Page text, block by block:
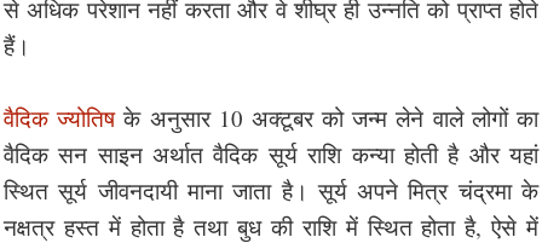
से अधिक परेशान नहीं करता और वे शीघ्र ही उन्नति को प्राप्त होते
हैं।
वैदिक ज्योतिषके अनुसार 10 अक्टूबर को जन्म लेने वाले लोगों का
वैदिक सन साइन अर्थात वैदिक सूर्य राशि कन्या होती है और यहां
स्थित सूर्य जीवनदायी माना जाता है। सूर्य अपने मित्र चंद्रमा के
नक्षत्र हस्त में होता है तथा बुध की राशि में स्थित होता है, ऐसे में